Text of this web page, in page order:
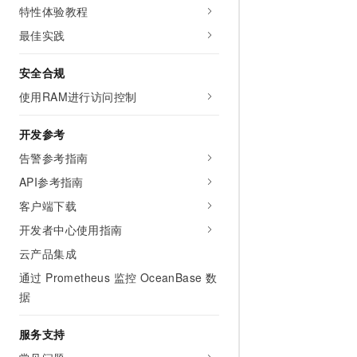
特性体验教程
最佳实践
安全合规
使用RAM进行访问控制
开发参考
告警参考指南
API参考指南
客户端下载
开发者中心使用指南
云产品集成
通过 Prometheus 监控 OceanBase 数
据
服务支持